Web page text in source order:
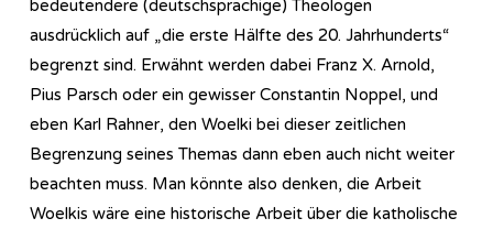
bedeutendere (deutschsprachige) Theologen
ausdrücklich auf „die erste Hälfte des 20. Jahrhunderts“
begrenzt sind. Erwähnt werden dabei Franz X. Arnold,
Pius Parsch oder ein gewisser Constantin Noppel, und
eben Karl Rahner, den Woelki bei dieser zeitlichen
Begrenzung seines Themas dann eben auch nicht weiter
beachten muss. Man könnte also denken, die Arbeit
Woelkis wäre eine historische Arbeit über die katholische